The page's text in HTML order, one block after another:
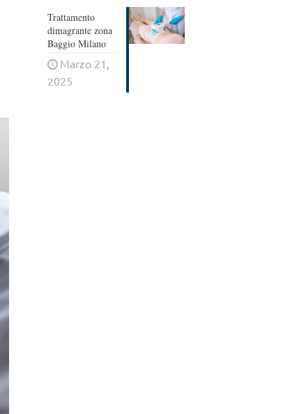
Trattamento
dimagrante zona
Baggio Milano
Marzo 21,
2025